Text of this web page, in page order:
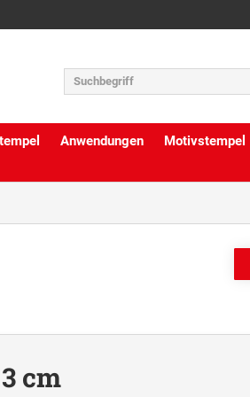
Anwendungen Motivstempel
cm